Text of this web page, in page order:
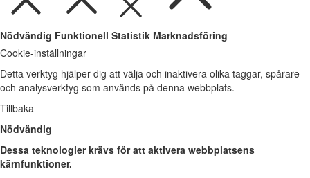
Nödvändig Funktionell Statistik Marknadsföring
Cookie-inställningar
Detta verktyg hjälper dig att välja och inaktivera olika taggar, spårare
och analysverktyg som används på denna webbplats.
Tillbaka
Nödvändig
Dessa teknologier krävs för att aktivera webbplatsens
kärnfunktioner.